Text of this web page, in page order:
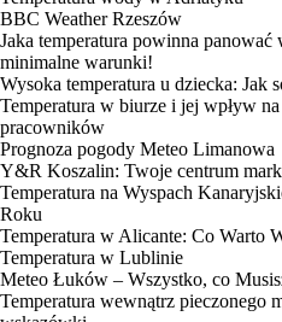
BBC Weather Rzeszów
Jaka temperatura powinna
minimalne warunki!
Wysoka temperatura u dziecka: Jak
Temperatura w biurze i jej wpływ
pracowników
Prognoza pogody Meteo Limanowa
Y&R Koszalin: Twoje centrum
Temperatura na Wyspach
Roku
Temperatura w Alicante: Co Warto
Temperatura w Lublinie
Meteo Łuków – Wszystko, co
Temperatura wewnątrz pieczonego